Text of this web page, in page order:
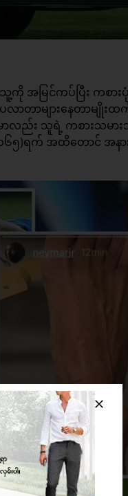
အမြင်ကပ်ပြီး ကစား
တာများနေတာမျိုးထ
မာလည်း သူရဲ့ ကစားသမာ
၆၅)ရက် အထိတောင် အနာ